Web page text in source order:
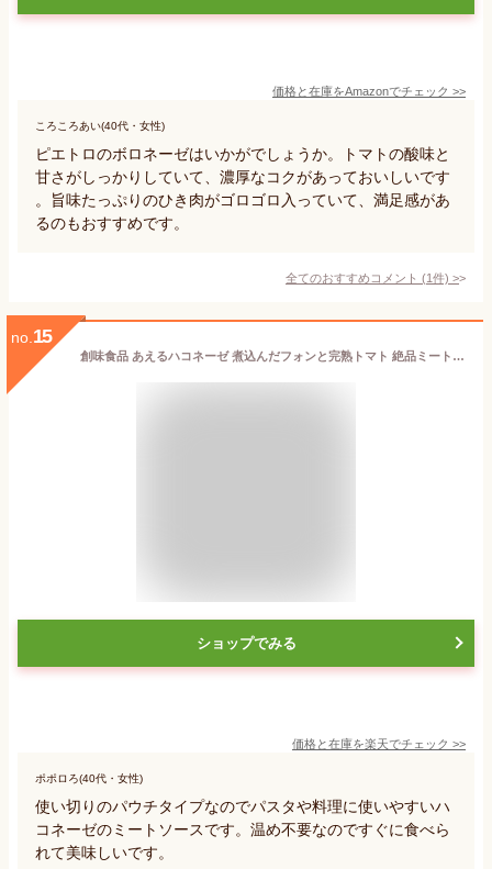
価格と在庫をAmazonでチェック >>
ころころあい(40代・女性)
ピエトロのボロネーゼはいかがでしょうか。トマトの酸味と
甘さがしっかりしていて、濃厚なコクがあっておいしいです
。旨味たっぷりのひき肉がゴロゴロ入っていて、満足感があ
るのもおすすめです。
全てのおすすめコメント (1件) >
no. 15
創味食品 あえるハコネーゼ 煮込んだフォンと完熟トマト 絶品ミートソース 120g
ショップでみる
価格と在庫を楽天でチェック >>
ポポロろ(40代・女性)
使い切りのパウチタイプなのでパスタや料理に使いやすいハ
コネーゼのミートソースです。温め不要なのですぐに食べら
れて美味しいです。